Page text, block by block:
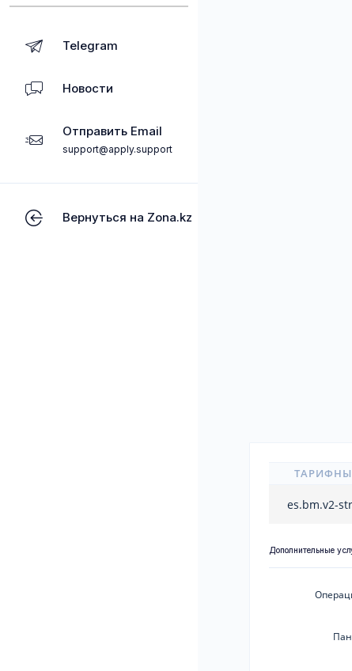
Telegram
Новости
Отправить Email
support@apply.support
Вернуться на Zona.kz
es.bm.v2-
Дополнительные